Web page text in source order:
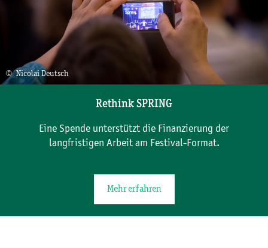
© Nicolai Deutsch
Rethink SPRING
Eine Spende unterstützt die Finanzierung der
langfristigen Arbeit am Festival-Format.
Mehr erfahren